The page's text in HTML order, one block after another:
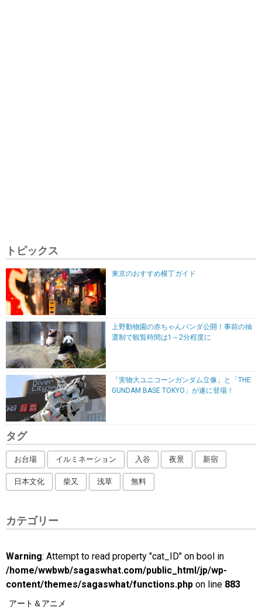
トピックス
東京のおすすめ横丁ガイド
上野動物園の赤ちゃんパンダ公開！事前の抽
選制で観覧時間は1～2分程度に
「実物大ユニコーンガンダム立像」と「THE
GUNDAM BASE TOKYO」が遂に登場！
タグ
お台場 イルミネーション 入谷 夜景 新宿
日本文化 柴又 浅草 無料
カテゴリー
Warning: Attempt to read property "cat_ID" on bool in
/home/wwbwb/sagaswhat.com/public_html/jp/wp-
content/themes/sagaswhat/functions.php on line 883
アート＆アニメ